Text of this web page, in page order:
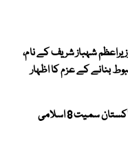
شہباز شریف کے نام،
بنانے کے عزم کا اظہار
غزہ میں اسرائیلی کارروائیوں پر پاکستان سمیت 8 اسلامی